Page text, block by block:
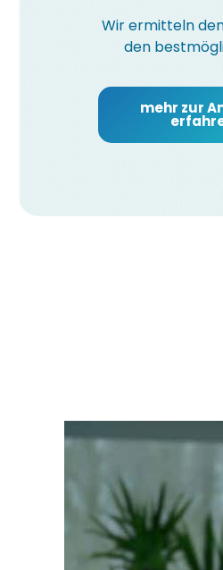
Wir ermitteln
den
mehr zur